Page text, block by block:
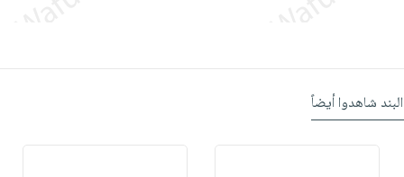
شاهدوا أيضاً